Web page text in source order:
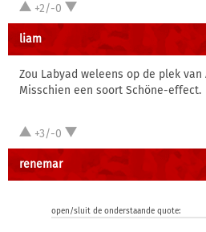
+2/-0
liam
Zou Labyad weleens op de plek
Misschien een soort Schöne-effect.
+3/-0
renemar
open/sluit de onderstaande quote: